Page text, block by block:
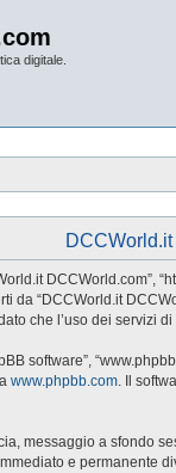
digitale.
da “DCCWorld.it
che l’uso dei servizi
software”,
www.phpbb.com. Il
messaggio a sfondo
e